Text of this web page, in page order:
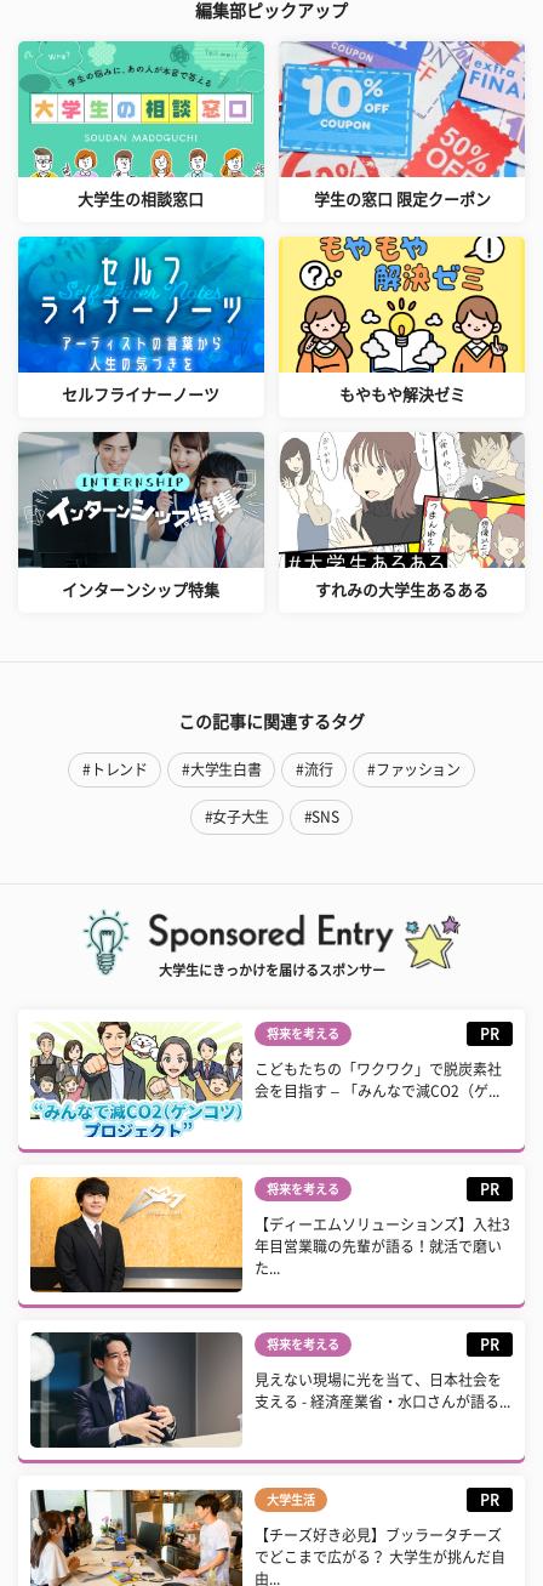
編集部ピックアップ
大学生の相談窓口 学生の窓口 限定クーポン
セルフライナーノーツ もやもや解決ゼミ
インターンシップ特集 すれみの大学生あるある
この記事に関連するタグ
#トレンド #大学生白書 #流行 #ファッション
#女子大生 #SNS
大学生にきっかけを届けるスポンサー
将来を考える PR
こどもたちの「ワクワク」で脱炭素社
会を目指す – 「みんなで減CO2（ゲ...
将来を考える PR
【ディーエムソリューションズ】入社3
年目営業職の先輩が語る！就活で磨い
た...
将来を考える PR
見えない現場に光を当て、日本社会を
支える - 経済産業省・水口さんが語る...
大学生活 PR
【チーズ好き必見】ブッラータチーズ
でどこまで広がる？ 大学生が挑んだ自
由...